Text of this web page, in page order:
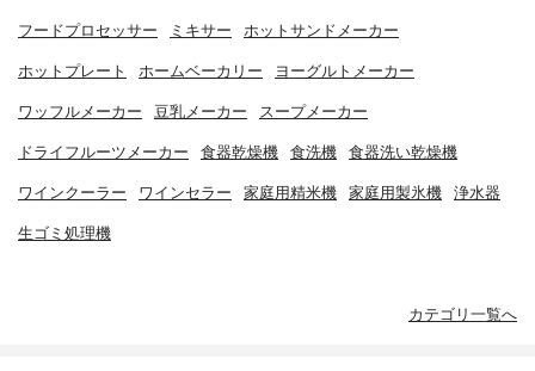
フードプロセッサー ミキサー ホットサンドメーカー
ホットプレート ホームベーカリー ヨーグルトメーカー
ワッフルメーカー 豆乳メーカー スープメーカー
ドライフルーツメーカー 食器乾燥機 食洗機 食器洗い乾燥機
ワインクーラー ワインセラー 家庭用精米機 家庭用製氷機 浄水器
生ゴミ処理機
カテゴリ一覧へ